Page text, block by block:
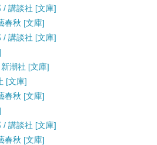
/ 講談社 [文庫]
春秋 [文庫]
/ 講談社 [文庫]
潮社 [文庫]
[文庫]
春秋 [文庫]
/ 講談社 [文庫]
春秋 [文庫]